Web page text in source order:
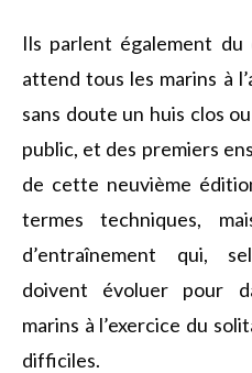
Ils parlent également
attend tous les marins à
sans doute un huis clos
public, et des premiers
de cette neuvième
termes techniques,
d’entraînement qui,
doivent évoluer pour
marins à l’exercice du
difficiles.